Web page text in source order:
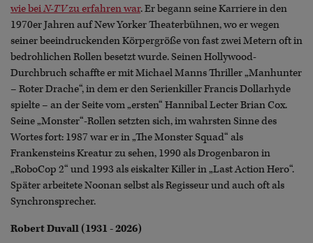
wie beiN-TVzu erfahren war. Er begann seine Karriere in den
1970er Jahren auf New Yorker Theaterbühnen, wo er wegen
seiner beeindruckenden Körpergröße von fast zwei Metern oft in
bedrohlichen Rollen besetzt wurde. Seinen Hollywood-
Durchbruch schaffte er mit Michael Manns Thriller „Manhunter
– Roter Drache“, in dem er den Serienkiller Francis Dollarhyde
spielte – an der Seite vom „ersten“ Hannibal Lecter Brian Cox.
Seine „Monster“-Rollen setzten sich, im wahrsten Sinne des
Wortes fort: 1987 war er in „The Monster Squad“ als
Frankensteins Kreatur zu sehen, 1990 als Drogenbaron in
„RoboCop 2“ und 1993 als eiskalter Killer in „Last Action Hero“.
Später arbeitete Noonan selbst als Regisseur und auch oft als
Synchronsprecher.
Robert Duvall (1931 - 2026)